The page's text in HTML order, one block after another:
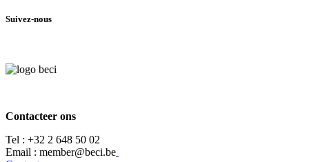
Suivez-nous
Contacteer ons
Tel : +32 2 648 50 02​
​​Email : member@beci.be